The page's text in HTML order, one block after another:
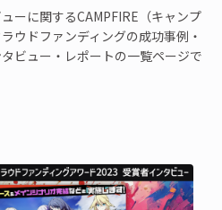
ーに関するCAMPFIRE（キャンプ
ウドファンディングの成功事例・
ビュー・レポートの一覧ページで